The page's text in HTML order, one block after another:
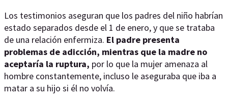
Los testimonios aseguran que los padres del niño habrían
estado separados desde el 1 de enero, y que se trataba
de una relación enfermiza. El padre presenta
problemas de adicción, mientras que la madre no
aceptaría la ruptura, por lo que la mujer amenaza al
hombre constantemente, incluso le aseguraba que iba a
matar a su hijo si él no volvía.